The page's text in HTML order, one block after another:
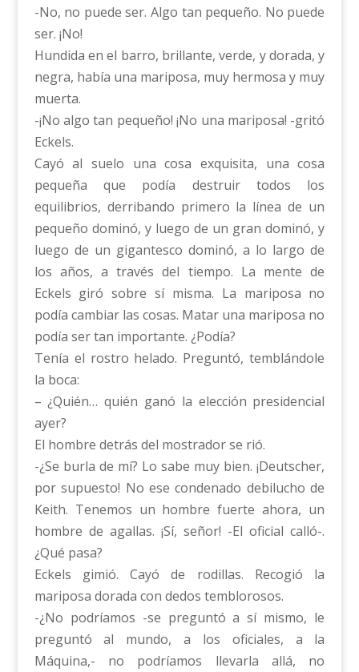
-No, no puede ser. Algo tan pequeño. No puede
ser. ¡No!
Hundida en el barro, brillante, verde, y dorada, y
negra, había una mariposa, muy hermosa y muy
muerta.
-¡No algo tan pequeño! ¡No una mariposa! -gritó
Eckels.
Cayó al suelo una cosa exquisita, una cosa
pequeña que podía destruir todos los
equilibrios, derribando primero la línea de un
pequeño dominó, y luego de un gran dominó, y
luego de un gigantesco dominó, a lo largo de
los años, a través del tiempo. La mente de
Eckels giró sobre sí misma. La mariposa no
podía cambiar las cosas. Matar una mariposa no
podía ser tan importante. ¿Podía?
Tenía el rostro helado. Preguntó, temblándole
la boca:
– ¿Quién… quién ganó la elección presidencial
ayer?
El hombre detrás del mostrador se rió.
-¿Se burla de mí? Lo sabe muy bien. ¡Deutscher,
por supuesto! No ese condenado debilucho de
Keith. Tenemos un hombre fuerte ahora, un
hombre de agallas. ¡Sí, señor! -El oficial calló-.
¿Qué pasa?
Eckels gimió. Cayó de rodillas. Recogió la
mariposa dorada con dedos temblorosos.
-¿No podríamos -se preguntó a sí mismo, le
preguntó al mundo, a los oficiales, a la
Máquina,- no podríamos llevarla allá, no